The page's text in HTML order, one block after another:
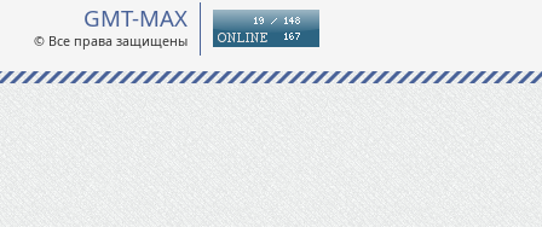
GMT-MAX
© Все права защищены